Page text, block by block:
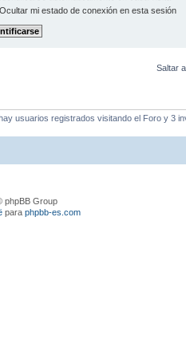
Ocultar mi estado de conexión en esta sesión
Saltar
usuarios registrados visitando el Foro y 3
phpBB Group
para phpbb-es.com